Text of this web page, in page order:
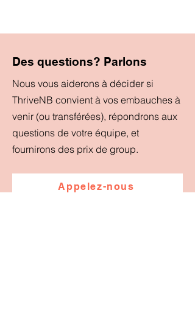
Des questions? Parlons
Nous vous aiderons à décider si
ThriveNB convient à vos embauches à
venir (ou transférées), répondrons aux
questions de votre équipe, et
fournirons des prix de group.
Appelez-nous